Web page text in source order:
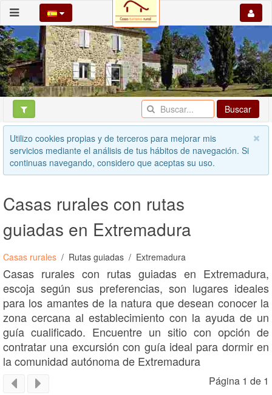
Buscar
Utilizo cookies propias y de terceros para mejorar mis
servicios mediante el análisis de tus hábitos de navegación. Si
continuas navegando, considero que aceptas su uso.
Casas rurales con rutas
guiadas en Extremadura
Casas rurales Rutas guiadas Extremadura
Casas rurales con rutas guiadas en Extremadura,
escoja según sus preferencias, son lugares ideales
para los amantes de la natura que desean conocer la
zona cercana al establecimiento con la ayuda de un
guía cualificado. Encuentre un sitio con opción de
contratar una excursión con guía ideal para dormir en
la comunidad autónoma de Extremadura
Página 1 de 1